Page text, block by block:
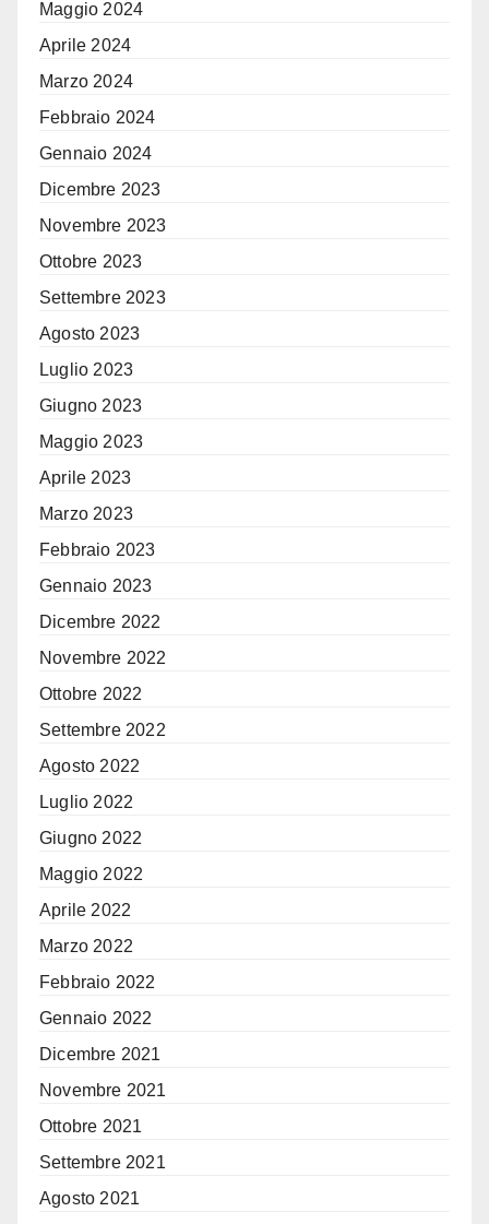
Maggio 2024
Aprile 2024
Marzo 2024
Febbraio 2024
Gennaio 2024
Dicembre 2023
Novembre 2023
Ottobre 2023
Settembre 2023
Agosto 2023
Luglio 2023
Giugno 2023
Maggio 2023
Aprile 2023
Marzo 2023
Febbraio 2023
Gennaio 2023
Dicembre 2022
Novembre 2022
Ottobre 2022
Settembre 2022
Agosto 2022
Luglio 2022
Giugno 2022
Maggio 2022
Aprile 2022
Marzo 2022
Febbraio 2022
Gennaio 2022
Dicembre 2021
Novembre 2021
Ottobre 2021
Settembre 2021
Agosto 2021